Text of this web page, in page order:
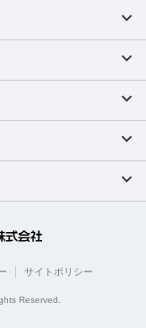
サイトポリシー
Reserved.